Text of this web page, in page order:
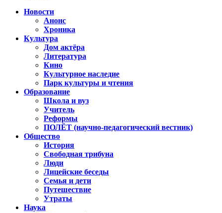
Новости
Анонс
Хроника
Культура
Дом актёра
Литература
Кино
Культурное наследие
Парк культуры и чтения
Образование
Школа и вуз
Учитель
Реформы
ПОЛЁТ (научно-педагогический вестник)
Общество
История
Свободная трибуна
Люди
Лицейские беседы
Семья и дети
Путешествие
Утраты
Наука